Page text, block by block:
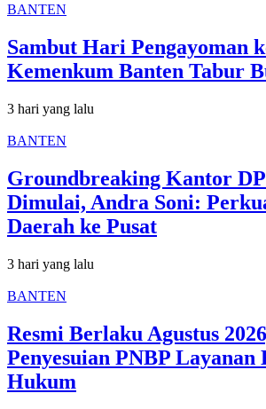
BANTEN
Sambut Hari Pengayoman
Kemenkum Banten Tabur
3 hari yang lalu
BANTEN
Groundbreaking Kantor
Dimulai, Andra Soni:
Daerah ke Pusat
3 hari yang lalu
BANTEN
Resmi Berlaku Agustus
Penyesuian PNBP Layanan
Hukum